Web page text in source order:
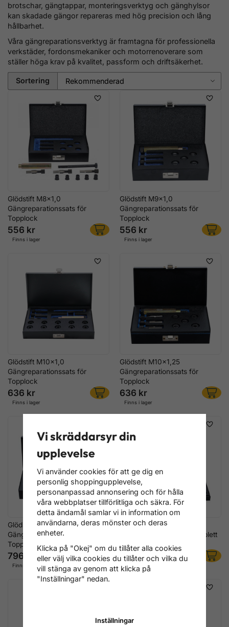
brotschar, gängtappar, monteringsverktyg och gänghylsor
kan skadade gängor repareras med hög precision och lång
hållbarhet.
Våra gängreparationsverktyg är framtagna för professionella
verkstäder, fordonsmekaniker och motorrenoverare som
ställer höga krav på kvalitet, passform och driftsäkerhet.
Sortering
Glödstift M8x1,0
Gängreparationssats för
Topplock
556 kr
Finns i lager
Glödstift M9x1,0
Gängreparationssats för
Topplock
556 kr
Finns i lager
Glödstift M10x1,0
Gängreparationssats för
Topplock
636 kr
Finns i lager
Glödstift M10x1,25
Gängreparationssats för
Topplock
636 kr
Finns i lager
Glödstift M12x1,25
Gängreparationssats för
Topplock
796 kr
Finns i lager
Glödstift M8–M12
Gängreparationssats Komplett
2 716 kr
Finns i lager
Vi skräddarsyr din
upplevelse
Vi använder cookies för att ge dig en
personlig shoppingupplevelse,
personanpassad annonsering och för hålla
våra webbplatser tillförlitliga och säkra. För
detta ändamål samlar vi in information om
användarna, deras mönster och deras
enheter.
Klicka på "Okej" om du tillåter alla cookies
eller välj vilka cookies du tillåter och vilka du
vill stänga av genom att klicka på
"Inställningar" nedan.
Inställningar